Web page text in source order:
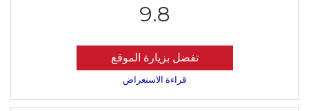
9.8
تفضل بزيارة الموقع
قراءة الاستعراض